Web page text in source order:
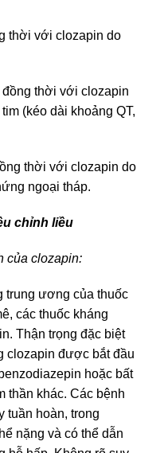
thời với clozapin do
thời với clozapin
(kéo dài khoảng QT,
thời với clozapin do
ngoại tháp.
chỉnh liều
của clozapin:
trung ương của thuốc
các thuốc kháng
Thận trọng đặc biệt
clozapin được bắt đầu
hoặc bất
thần khác. Các bệnh
tuần hoàn, trong
nặng và có thể dẫn